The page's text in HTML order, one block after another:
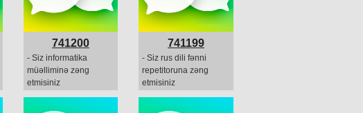
741200
- Siz informatika
müəlliminə zəng
etmisiniz
741199
- Siz rus dili fənni
repetitoruna zəng
etmisiniz